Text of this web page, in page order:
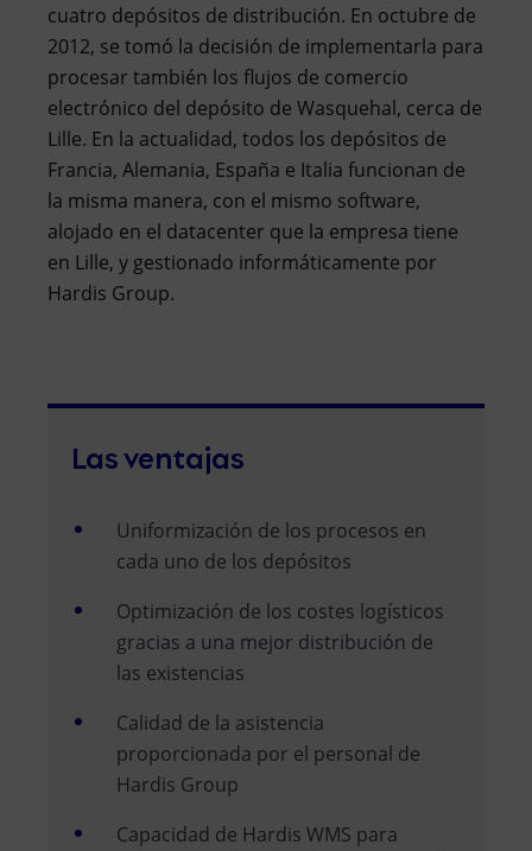
cuatro depósitos de distribución. En octubre de
2012, se tomó la decisión de implementarla para
procesar también los flujos de comercio
electrónico del depósito de Wasquehal, cerca de
Lille. En la actualidad, todos los depósitos de
Francia, Alemania, España e Italia funcionan de
la misma manera, con el mismo software,
alojado en el datacenter que la empresa tiene
en Lille, y gestionado informáticamente por
Hardis Group.
Las ventajas
Uniformización de los procesos en
cada uno de los depósitos
Optimización de los costes logísticos
gracias a una mejor distribución de
las existencias
Calidad de la asistencia
proporcionada por el personal de
Hardis Group
Capacidad de Hardis WMS para